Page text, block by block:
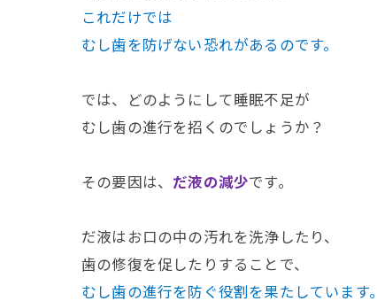
これだけでは
むし歯を防げない恐れがあるのです。
では、どのようにして睡眠不足が
むし歯の進行を招くのでしょうか？
その要因は、 だ液の減少です。
だ液はお口の中の汚れを洗浄したり、
歯の修復を促したりすることで、
むし歯の進行を防ぐ役割を果たしています。